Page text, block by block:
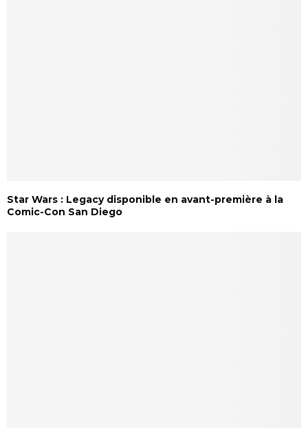
Star Wars : Legacy disponible en avant-première à la
Comic-Con San Diego